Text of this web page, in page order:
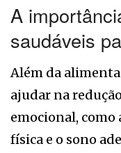
A
saudáveis
Além da
ajudar na
emocional, como
física e o sono